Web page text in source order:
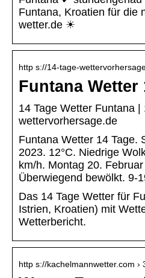
Funtana, Kroatien für die
wetter.de ☀
http s://14-tage-
Funtana Wetter
14 Tage Wetter Funtana |
wettervorhersage.de
Funtana Wetter 14 Tage.
2023. 12°C. Niedrige
km/h. Montag 20.
Überwiegend bewölkt. 9-
Das 14 Tage Wetter für
Istrien, Kroatien) mit
Wetterbericht.
http s://kachelmannwetter.com ›